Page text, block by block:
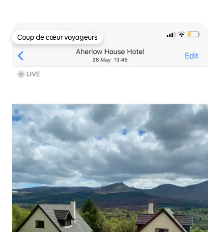
Coup de cœur voyageurs
Coup de cœur voyageurs